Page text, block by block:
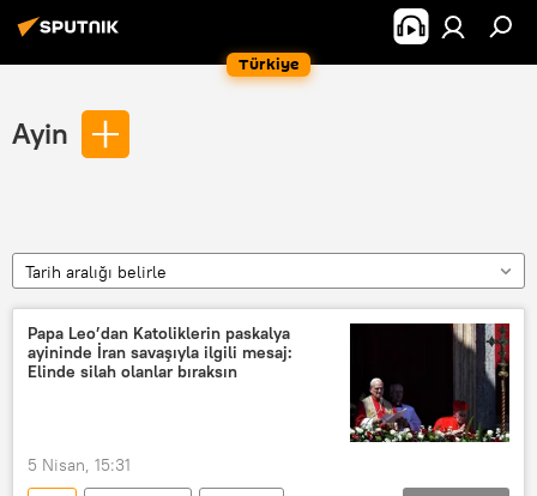
Türkiye
Ayin
Tarih aralığı belirle
Papa Leo’dan Katoliklerin paskalya
ayininde İran savaşıyla ilgili mesaj:
Elinde silah olanlar bıraksın
5 Nisan, 15:31